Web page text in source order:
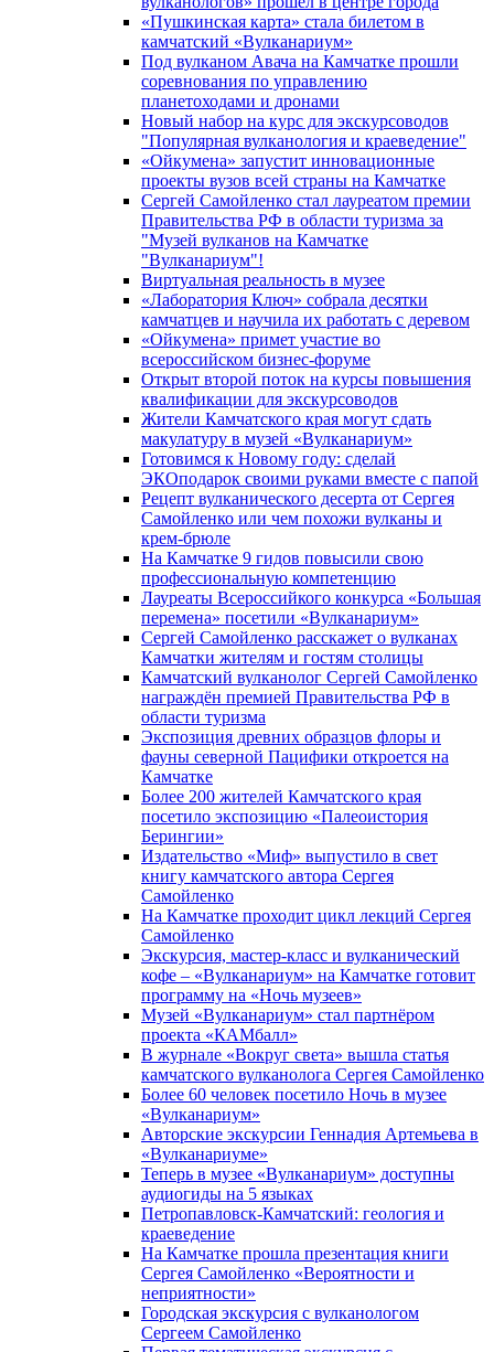
«Пушкинская карта» стала билетом в
камчатский «Вулканариум»
Под вулканом Авача на Камчатке прошли
соревнования по управлению
планетоходами и дронами
Новый набор на курс для экскурсоводов
"Популярная вулканология и краеведение"
«Ойкумена» запустит инновационные
проекты вузов всей страны на Камчатке
Сергей Самойленко стал лауреатом премии
Правительства РФ в области туризма за
"Музей вулканов на Камчатке
"Вулканариум"!
Виртуальная реальность в музее
«Лаборатория Ключ» собрала десятки
камчатцев и научила их работать с деревом
«Ойкумена» примет участие во
всероссийском бизнес-форуме
Открыт второй поток на курсы повышения
квалификации для экскурсоводов
Жители Камчатского края могут сдать
макулатуру в музей «Вулканариум»
Готовимся к Новому году: сделай
ЭКОподарок своими руками вместе с папой
Рецепт вулканического десерта от Сергея
Самойленко или чем похожи вулканы и
крем-брюле
На Камчатке 9 гидов повысили свою
профессиональную компетенцию
Лауреаты Всероссийкого конкурса «Большая
перемена» посетили «Вулканариум»
Сергей Самойленко расскажет о вулканах
Камчатки жителям и гостям столицы
Камчатский вулканолог Сергей Самойленко
награждён премией Правительства РФ в
области туризма
Экспозиция древних образцов флоры и
фауны северной Пацифики откроется на
Камчатке
Более 200 жителей Камчатского края
посетило экспозицию «Палеоистория
Берингии»
Издательство «Миф» выпустило в свет
книгу камчатского автора Сергея
Самойленко
На Камчатке проходит цикл лекций Сергея
Самойленко
Экскурсия, мастер-класс и вулканический
кофе – «Вулканариум» на Камчатке готовит
программу на «Ночь музеев»
Музей «Вулканариум» стал партнёром
проекта «КАМбалл»
В журнале «Вокруг света» вышла статья
камчатского вулканолога Сергея Самойленко
Более 60 человек посетило Ночь в музее
«Вулканариум»
Авторские экскурсии Геннадия Артемьева в
«Вулканариуме»
Теперь в музее «Вулканариум» доступны
аудиогиды на 5 языках
Петропавловск-Камчатский: геология и
краеведение
На Камчатке прошла презентация книги
Сергея Самойленко «Вероятности и
неприятности»
Городская экскурсия с вулканологом
Сергеем Самойленко